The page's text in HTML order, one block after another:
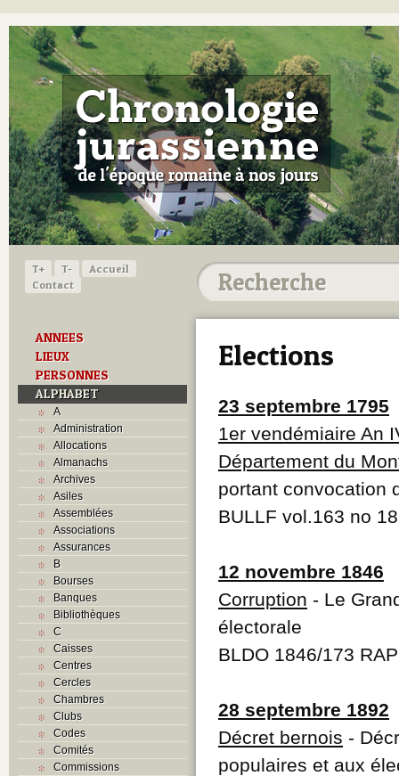
T+ T-
Accueil
Contact
ANNEES
LIEUX
PERSONNES
ALPHABET
A
Administration
Allocations
Almanachs
Archives
Asiles
Assemblées
Associations
Assurances
B
Bourses
Banques
Bibliothèques
C
Caisses
Centres
Cercles
Chambres
Clubs
Codes
Comités
Commissions
Elections
23 septembre 1795
1er vendémiaire An
Département du
portant convocation
BULLF vol.163 no
12 novembre 1846
Corruption - Le
électorale
BLDO 1846/173
28 septembre 1892
Décret bernois -
populaires et aux